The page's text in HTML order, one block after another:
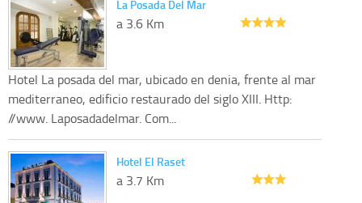
La Posada Del Mar
a 3.6 Km
Hotel La posada del mar, ubicado en denia, frente al mar
mediterraneo, edificio restaurado del siglo XIII. Http:
//www. Laposadadelmar. Com...
Hotel El Raset
a 3.7 Km